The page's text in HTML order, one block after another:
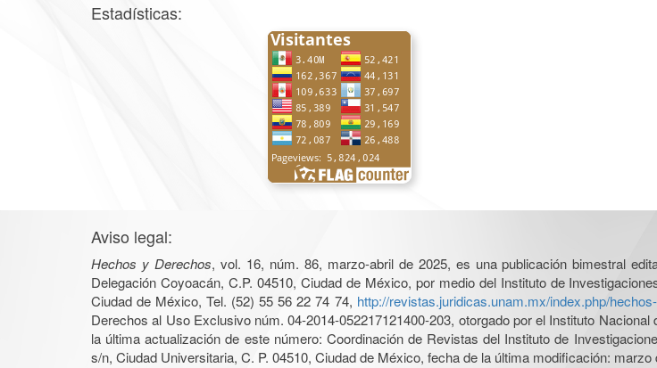
Estadísticas:
Aviso legal:
Hechos y Derechos, vol. 16, núm. 86, marzo-abril de 2025, es una publicación bimestral
Delegación Coyoacán, C.P. 04510, Ciudad de México, por medio del Instituto de
Ciudad de México, Tel. (52) 55 56 22 74 74, http://revistas.juridicas.unam.mx/index.php/
Derechos al Uso Exclusivo núm. 04-2014-052217121400-203, otorgado por el Instituto
la última actualización de este número: Coordinación de Revistas del Instituto de
s/n, Ciudad Universitaria, C. P. 04510, Ciudad de México, fecha de la última modificación: marzo